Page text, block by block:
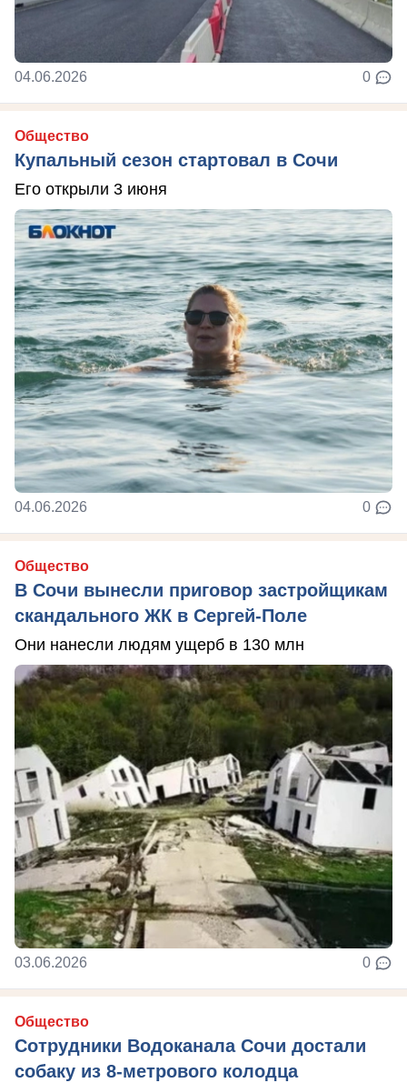
04.06.2026 0
Общество
Купальный сезон стартовал в Сочи
Его открыли 3 июня
04.06.2026 0
Общество
В Сочи вынесли приговор застройщикам
скандального ЖК в Сергей-Поле
Они нанесли людям ущерб в 130 млн
03.06.2026 0
Общество
Сотрудники Водоканала Сочи достали
собаку из 8-метрового колодца